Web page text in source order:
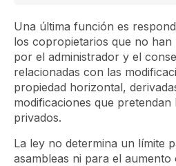
Una última función es
los copropietarios que no han
por el administrador y el
relacionadas con las
propiedad horizontal,
modificaciones que pretendan
privados.
La ley no determina un límite
asambleas ni para el aumento